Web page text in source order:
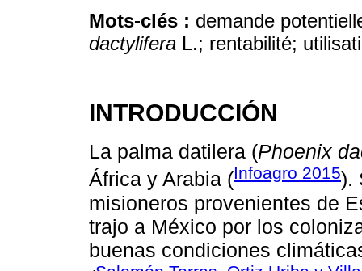
Mots-clés : demande
dactylifera L.; rentabilité;
INTRODUCCIÓN
La palma datilera (Phoenix
África y Arabia (Infoagro 2015).
misioneros provenientes de
trajo a México por los
buenas condiciones